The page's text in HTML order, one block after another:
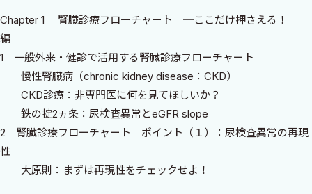
が多い一方で，“腎機能の顔つき”が明らかに異なる方もいます．な
かには「症状がないから大丈夫」「年齢のせい」と説明されたま
ま，eGFRが30〜40 mL/min/1.73 m2に低下するまで介入されず，
症状が出て初めて治療が始まるケースも散見されます．
専門外来にいた頃，私は「なぜもっと早い段階で介入されない
のか」と疑問に思っていました．ところが数年間プライマリケア
に携わるうちに，その一端が見えてきました．そもそも，進行性の
eGFR低下そのものが，誰にも気づかれていないのです．
Chapter 1 腎臓診療フローチャート ─ここだけ押さえる！
編
1 一般外来・健診で活用する腎臓診療フローチャート
慢性腎臓病（chronic kidney disease：CKD）
CKD診療：非専門医に何を見てほしいか？
鉄の掟2ヵ条：尿検査異常とeGFR slope
2 腎臓診療フローチャート ポイント（１）：尿検査異常の再現
性
大原則：まずは再現性をチェックせよ！